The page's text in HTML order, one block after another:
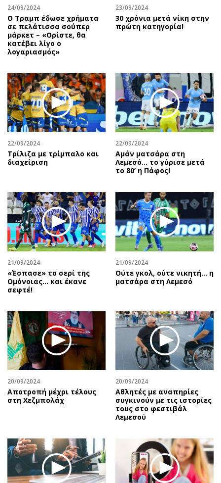
24/09/2024
Ο Τραμπ έδωσε χρήματα
σε πελάτισσα σούπερ
μάρκετ – «Ορίστε, θα
κατέβει λίγο ο
λογαριασμός»
23/09/2024
30 χρόνια μετά νίκη στην
πρώτη κατηγορία!
22/09/2024
Τρίλιζα με τρίμπαλο και
διαχείριση
22/09/2024
Αμάν ματσάρα στη
Λεμεσό… το γύρισε μετά
το 80’ η Πάφος!
21/09/2024
«Έσπασε» το σερί της
Ομόνοιας… και έκανε
σεφτέ!
21/09/2024
Ούτε γκολ, ούτε νικητή… η
ματσάρα στη Λεμεσό
20/09/2024
Αποτροπή μέχρι τέλους
στη Χεζμπολάχ
20/09/2024
Αθλητές με αναπηρίες
συγκινούν με τις ιστορίες
τους στο φεστιβάλ
Λεμεσού